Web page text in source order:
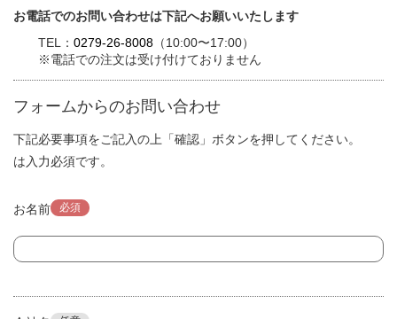
お電話でのお問い合わせは下記へお願いいたします
TEL： 0279-26-8008 （10:00〜17:00）
※電話での注文は受け付けておりません
フォームからのお問い合わせ
下記必要事項をご記入の上「確認」ボタンを押してください。
は入力必須です。
お名前 必須